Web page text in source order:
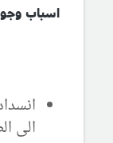
اسباب
الى